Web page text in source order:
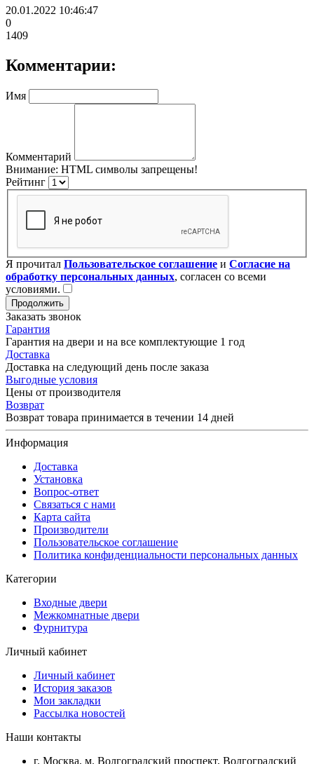
20.01.2022 10:46:47
0
1409
Комментарии:
Имя
Комментарий
Внимание: HTML символы запрещены!
Рейтинг
Я прочитал Пользовательское соглашение и Согласие на
обработку персональных данных, согласен со всеми
условиями.
Продолжить
Заказать звонок
Гарантия
Гарантия на двери и на все комплектующие 1 год
Доставка
Доставка на следующий день после заказа
Выгодные условия
Цены от производителя
Возврат
Возврат товара принимается в течении 14 дней
Информация
Доставка
Установка
Вопрос-ответ
Связаться с нами
Карта сайта
Производители
Пользовательское соглашение
Политика конфиденциальности персональных данных
Категории
Входные двери
Межкомнатные двери
Фурнитура
Личный кабинет
Личный кабинет
История заказов
Мои закладки
Рассылка новостей
Наши контакты
г. Москва, м. Волгоградский проспект, Волгоградский